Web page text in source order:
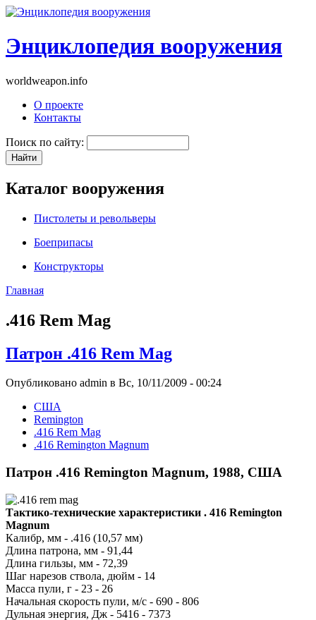
Энциклопедия вооружения
worldweapon.info
О проекте
Контакты
Поиск по сайту:
Каталог вооружения
Пистолеты и револьверы
Боеприпасы
Конструкторы
Главная
.416 Rem Mag
Патрон .416 Rem Mag
Опубликовано admin в Вс, 10/11/2009 - 00:24
США
Remington
.416 Rem Mag
.416 Remington Magnum
Патрон .416 Remington Magnum, 1988, США
Тактико-технические характеристики . 416 Remington
Magnum
Калибр, мм - .416 (10,57 мм)
Длина патрона, мм - 91,44
Длина гильзы, мм - 72,39
Шаг нарезов ствола, дюйм - 14
Масса пули, г - 23 - 26
Начальная скорость пули, м/с - 690 - 806
Дульная энергия, Дж - 5416 - 7373